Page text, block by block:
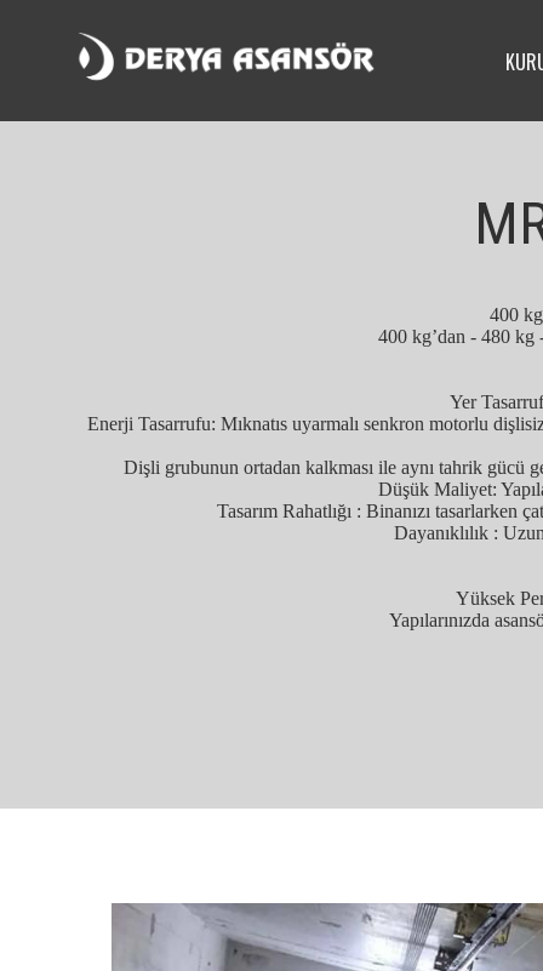
400
400 kg’dan - 480 kg
Yer
Enerji Tasarrufu: Mıknatıs uyarmalı senkron motorlu
Dişli grubunun ortadan kalkması ile aynı tahrik gücü
Düşük Maliyet:
Tasarım Rahatlığı : Binanızı tasarlarken
Dayanıklılık :
Yüksek
Yapılarınızda